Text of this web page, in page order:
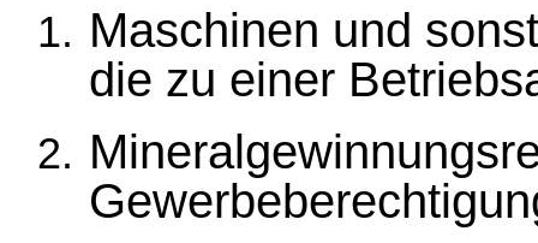
Maschinen und
die zu einer